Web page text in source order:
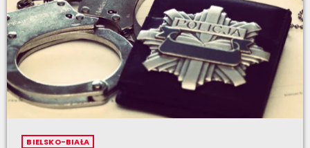
BIELSKO-BIAŁA